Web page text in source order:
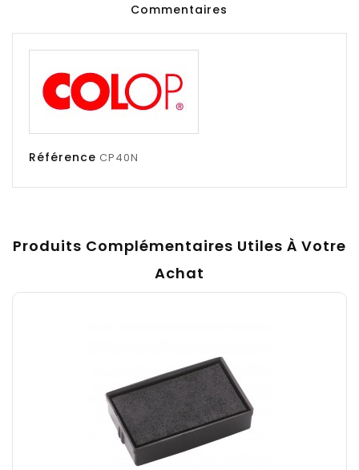
Commentaires
Référence CP40N
Produits Complémentaires Utiles À Votre
Achat